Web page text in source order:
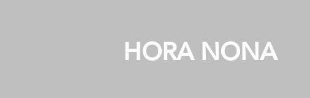
HORA NONA